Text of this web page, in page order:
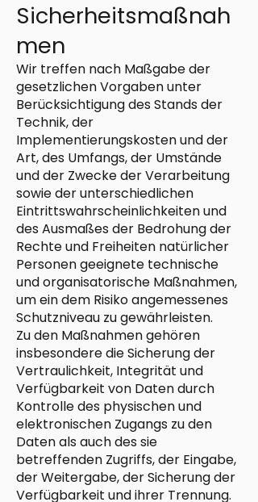
Sicherheitsmaßnah
men
Wir treffen nach Maßgabe der
gesetzlichen Vorgaben unter
Berücksichtigung des Stands der
Technik, der
Implementierungskosten und der
Art, des Umfangs, der Umstände
und der Zwecke der Verarbeitung
sowie der unterschiedlichen
Eintrittswahrscheinlichkeiten und
des Ausmaßes der Bedrohung der
Rechte und Freiheiten natürlicher
Personen geeignete technische
und organisatorische Maßnahmen,
um ein dem Risiko angemessenes
Schutzniveau zu gewährleisten.
Zu den Maßnahmen gehören
insbesondere die Sicherung der
Vertraulichkeit, Integrität und
Verfügbarkeit von Daten durch
Kontrolle des physischen und
elektronischen Zugangs zu den
Daten als auch des sie
betreffenden Zugriffs, der Eingabe,
der Weitergabe, der Sicherung der
Verfügbarkeit und ihrer Trennung.